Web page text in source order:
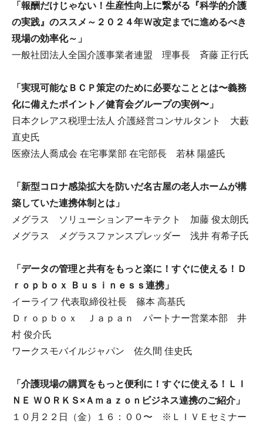
「報酬だけじゃない！生産性向上に繋がる『科学的介護
の実践』のススメ～２０２４年Ｗ改定までに進めるべき
現場の効率化～」
一般社団法人全国介護事業者連盟 理事長 斉藤 正行氏
「実現可能なＢＣＰ策定のために必要なこととは〜義務
化に備えたポイント／健育会グループの実例〜」
日本クレアス税理士法人 介護経営コンサルタント 大藪
直史氏
医療法人喬成会 在宅事業部 在宅部長 若林 陽盛氏
「新型コロナ感染拡大を防いだ名古屋の老人ホームが構
築していた連携体制とは」
メグラス ソリューションアーキテクト 加藤 俊太朗氏
メグラス メグラスファンスプレッダー 浅井 有希子氏
「データの管理と共有をもっと楽に！すぐに使える！Ｄ
ｒｏｐｂｏｘ Ｂｕｓｉｎｅｓｓ連携」
イーライフ 代表取締役社長 篠本 高基氏
Ｄｒｏｐｂｏｘ Ｊａｐａｎ パートナー営業本部 井
村 俊介氏
ワークスモバイルジャパン 佐久間 佳史氏
「介護現場の購買をもっと便利に！すぐに使える！ＬＩ
ＮＥ ＷＯＲＫＳ×Ａｍａｚｏｎビジネス連携のご紹介」
１０月２２日（金）１６：００〜 ※ＬＩＶＥセミナー